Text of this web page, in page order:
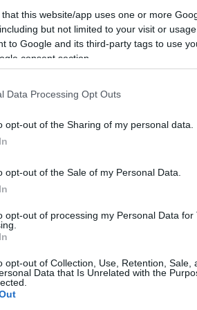
that this website/app uses one or more
but not limited to your visit or
to Google and its third-party tags to use
consent section.
Data Processing Opt Outs
opt-out of the Sharing of my personal data.
opt-out of the Sale of my Personal Data.
opt-out of processing my Personal Data for
opt-out of Collection, Use, Retention, Sale,
Data that Is Unrelated with the
il corpo mummificato di
in un telo di plastica
e mezzo fa, ma le
evento mortale improvviso
qualcosa, si è recata
dalla camera da letto.
contattata. Al
sconosciute, anche se non
di Caserta, potrà
che viveva con lei. La
nei confronti dei